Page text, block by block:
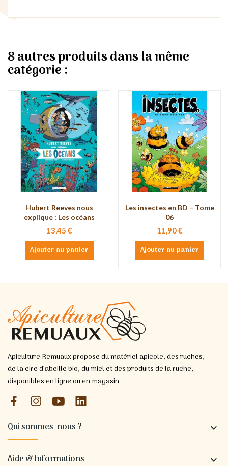
8 autres produits dans la même
catégorie :
Hubert Reeves nous
explique : Les océans
13,45 €
Ajouter au panier
Les insectes en BD – Tome
06
11,90 €
Ajouter au panier
Apiculture Remuaux propose du matériel apicole, des ruches,
de la cire d’abeille bio, du miel et des produits de la ruche,
disponibles en ligne ou en magasin.
Qui sommes-nous ? 
Aide & Informations 